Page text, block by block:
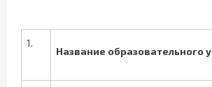
1.
Название образовательного